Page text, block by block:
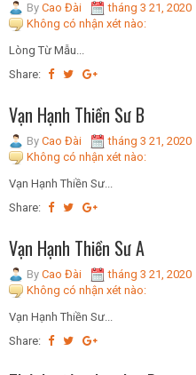
By Cao Đài tháng 3 21, 2020
Không có nhận xét nào:
Lòng Từ Mẫu...
Share:
Vạn Hạnh Thiền Sư B
By Cao Đài tháng 3 21, 2020
Không có nhận xét nào:
Vạn Hạnh Thiền Sư...
Share:
Vạn Hạnh Thiền Sư A
By Cao Đài tháng 3 21, 2020
Không có nhận xét nào:
Vạn Hạnh Thiền Sư...
Share: